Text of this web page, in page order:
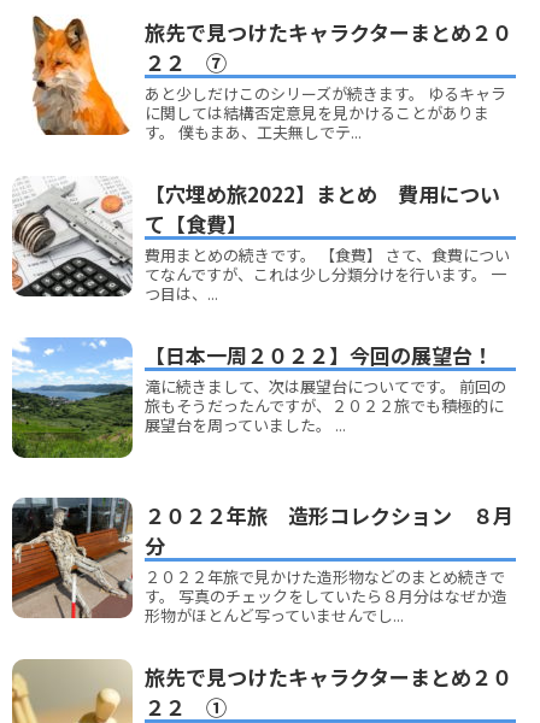
旅先で見つけたキャラクターまとめ２０
２２ ⑦
あと少しだけこのシリーズが続きます。 ゆるキャラ
に関しては結構否定意見を見かけることがありま
す。 僕もまあ、工夫無しでテ...
【穴埋め旅2022】まとめ 費用につい
て【食費】
費用まとめの続きです。 【食費】 さて、食費につい
てなんですが、これは少し分類分けを行います。 一
つ目は、...
【日本一周２０２２】今回の展望台！
滝に続きまして、次は展望台についてです。 前回の
旅もそうだったんですが、２０２２旅でも積極的に
展望台を周っていました。 ...
２０２２年旅 造形コレクション ８月
分
２０２２年旅で見かけた造形物などのまとめ続きで
す。 写真のチェックをしていたら８月分はなぜか造
形物がほとんど写っていませんでし...
旅先で見つけたキャラクターまとめ２０
２２ ①